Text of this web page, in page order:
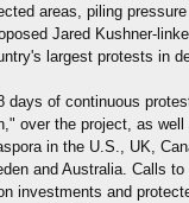
areas, piling
Jared Kushner-
largest protests in
days of continuous
over the project, as
in the U.S., UK,
and Australia. Calls
investments and